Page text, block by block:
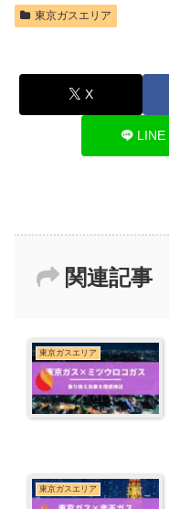
東京ガスエリア
X
LINE
関連記事
東京ガスエリア
東京ガスエリア